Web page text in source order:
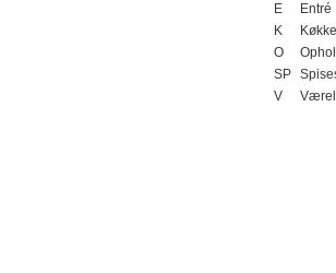
E
Entré
K
O
SP
V